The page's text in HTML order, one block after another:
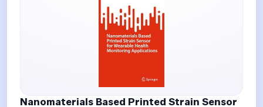
Nanomaterials Based Printed Strain Sensor